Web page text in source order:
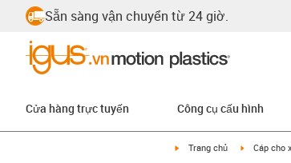
Sẵn sàng vận chuyển từ 24 giờ.
Cửa hàng trực tuyến Công cụ cấu hình
igus-icon-arrow-right
Trang chủ igus-icon-
Cáp cho